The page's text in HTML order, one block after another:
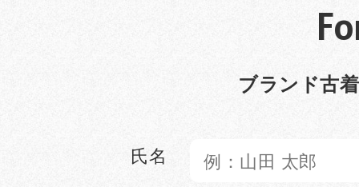
ブランド古
氏名